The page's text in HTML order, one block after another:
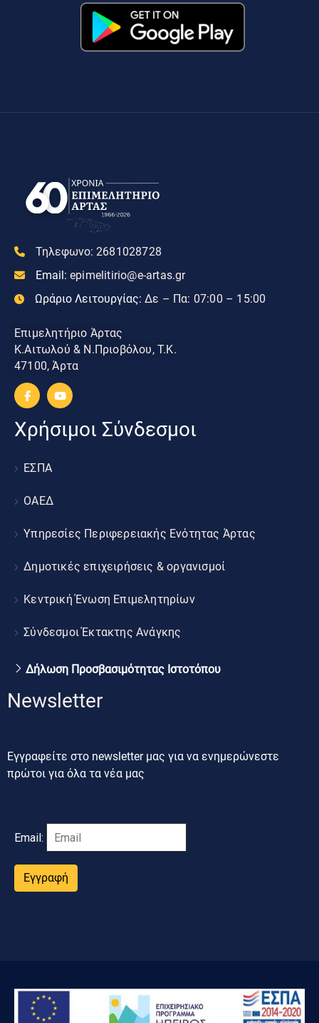
Τηλεφωνο: 2681028728
Email: epimelitirio@e-artas.gr
Ωράριο Λειτουργίας: Δε – Πα: 07:00 – 15:00
Επιμελητήριο Άρτας
Κ.Αιτωλού & Ν.Πριοβόλου, Τ.Κ.
47100, Άρτα
Χρήσιμοι Σύνδεσμοι
ΕΣΠΑ
ΟΑΕΔ
Υπηρεσίες Περιφερειακής Ενότητας Άρτας
Δημοτικές επιχειρήσεις & οργανισμοί
Κεντρική Ένωση Επιμελητηρίων
Σύνδεσμοι Έκτακτης Ανάγκης
Δήλωση Προσβασιμότητας Ιστοτόπου
Newsletter
Εγγραφείτε στο newsletter μας για να ενημερώνεστε
πρώτοι για όλα τα νέα μας
Email:
Εγγραφή